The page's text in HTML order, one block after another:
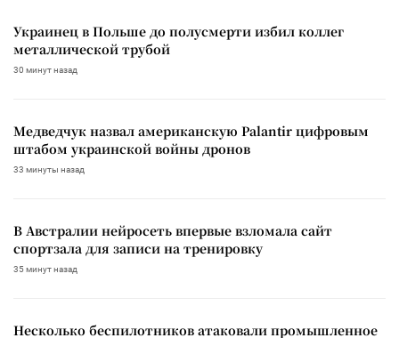
Украинец в Польше до полусмерти избил коллег
металлической трубой
30 минут назад
Медведчук назвал американскую Palantir цифровым
штабом украинской войны дронов
33 минуты назад
В Австралии нейросеть впервые взломала сайт
спортзала для записи на тренировку
35 минут назад
Несколько беспилотников атаковали промышленное